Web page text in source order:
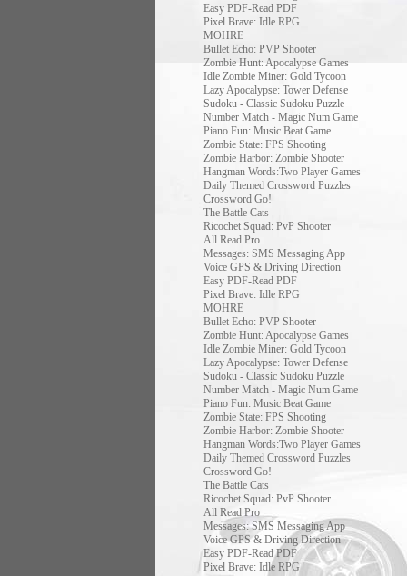
Easy PDF-Read PDF
Pixel Brave: Idle RPG
MOHRE
Bullet Echo: PVP Shooter
Zombie Hunt: Apocalypse Games
Idle Zombie Miner: Gold Tycoon
Lazy Apocalypse: Tower Defense
Sudoku - Classic Sudoku Puzzle
Number Match - Magic Num Game
Piano Fun: Music Beat Game
Zombie State: FPS Shooting
Zombie Harbor: Zombie Shooter
Hangman Words:Two Player Games
Daily Themed Crossword Puzzles
Crossword Go!
The Battle Cats
Ricochet Squad: PvP Shooter
All Read Pro
Messages: SMS Messaging App
Voice GPS & Driving Direction
Easy PDF-Read PDF
Pixel Brave: Idle RPG
MOHRE
Bullet Echo: PVP Shooter
Zombie Hunt: Apocalypse Games
Idle Zombie Miner: Gold Tycoon
Lazy Apocalypse: Tower Defense
Sudoku - Classic Sudoku Puzzle
Number Match - Magic Num Game
Piano Fun: Music Beat Game
Zombie State: FPS Shooting
Zombie Harbor: Zombie Shooter
Hangman Words:Two Player Games
Daily Themed Crossword Puzzles
Crossword Go!
The Battle Cats
Ricochet Squad: PvP Shooter
All Read Pro
Messages: SMS Messaging App
Voice GPS & Driving Direction
Easy PDF-Read PDF
Pixel Brave: Idle RPG